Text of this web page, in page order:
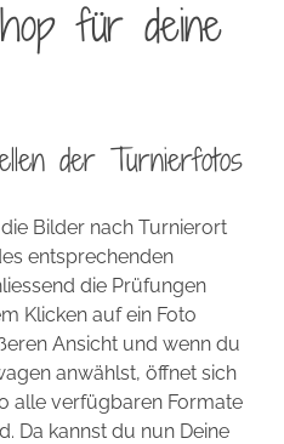
für deine
der Turnierfotos
Bilder nach Turnierort
entsprechenden
die Prüfungen
Klicken auf ein Foto
Ansicht und wenn du
anwählst, öffnet sich
alle verfügbaren Formate
Da kannst du nun Deine